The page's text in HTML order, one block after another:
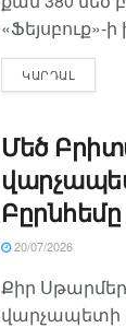
«Ֆեյսբուք»-ի
ԿԱՐԴԱԼ
Մեծ
Բըրնհեմը
20/07/2026
Քիր